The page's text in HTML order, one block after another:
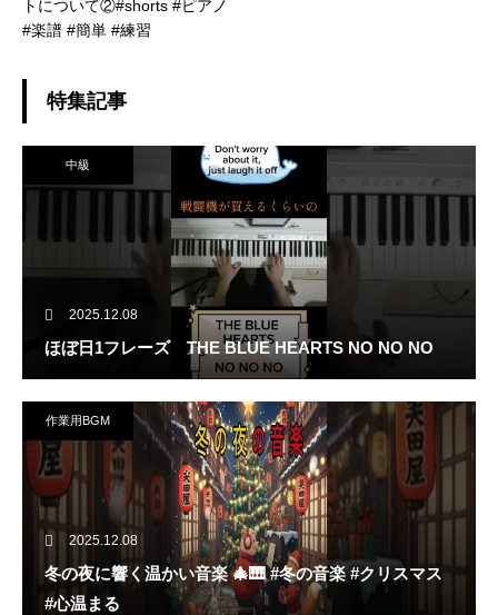
トについて②#shorts #ピアノ
#楽譜 #簡単 #練習
特集記事
中級
2025.12.08
ほぼ日1フレーズ THE BLUE HEARTS NO NO NO
作業用BGM
2025.12.08
冬の夜に響く温かい音楽 🎄🎹 #冬の音楽 #クリスマス
#心温まる